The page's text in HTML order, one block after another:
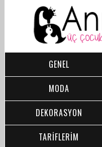
GENEL
MODA
DEKORASYON
TARİFLERİM